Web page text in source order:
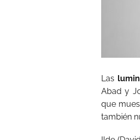
Las
Abad y
que
también